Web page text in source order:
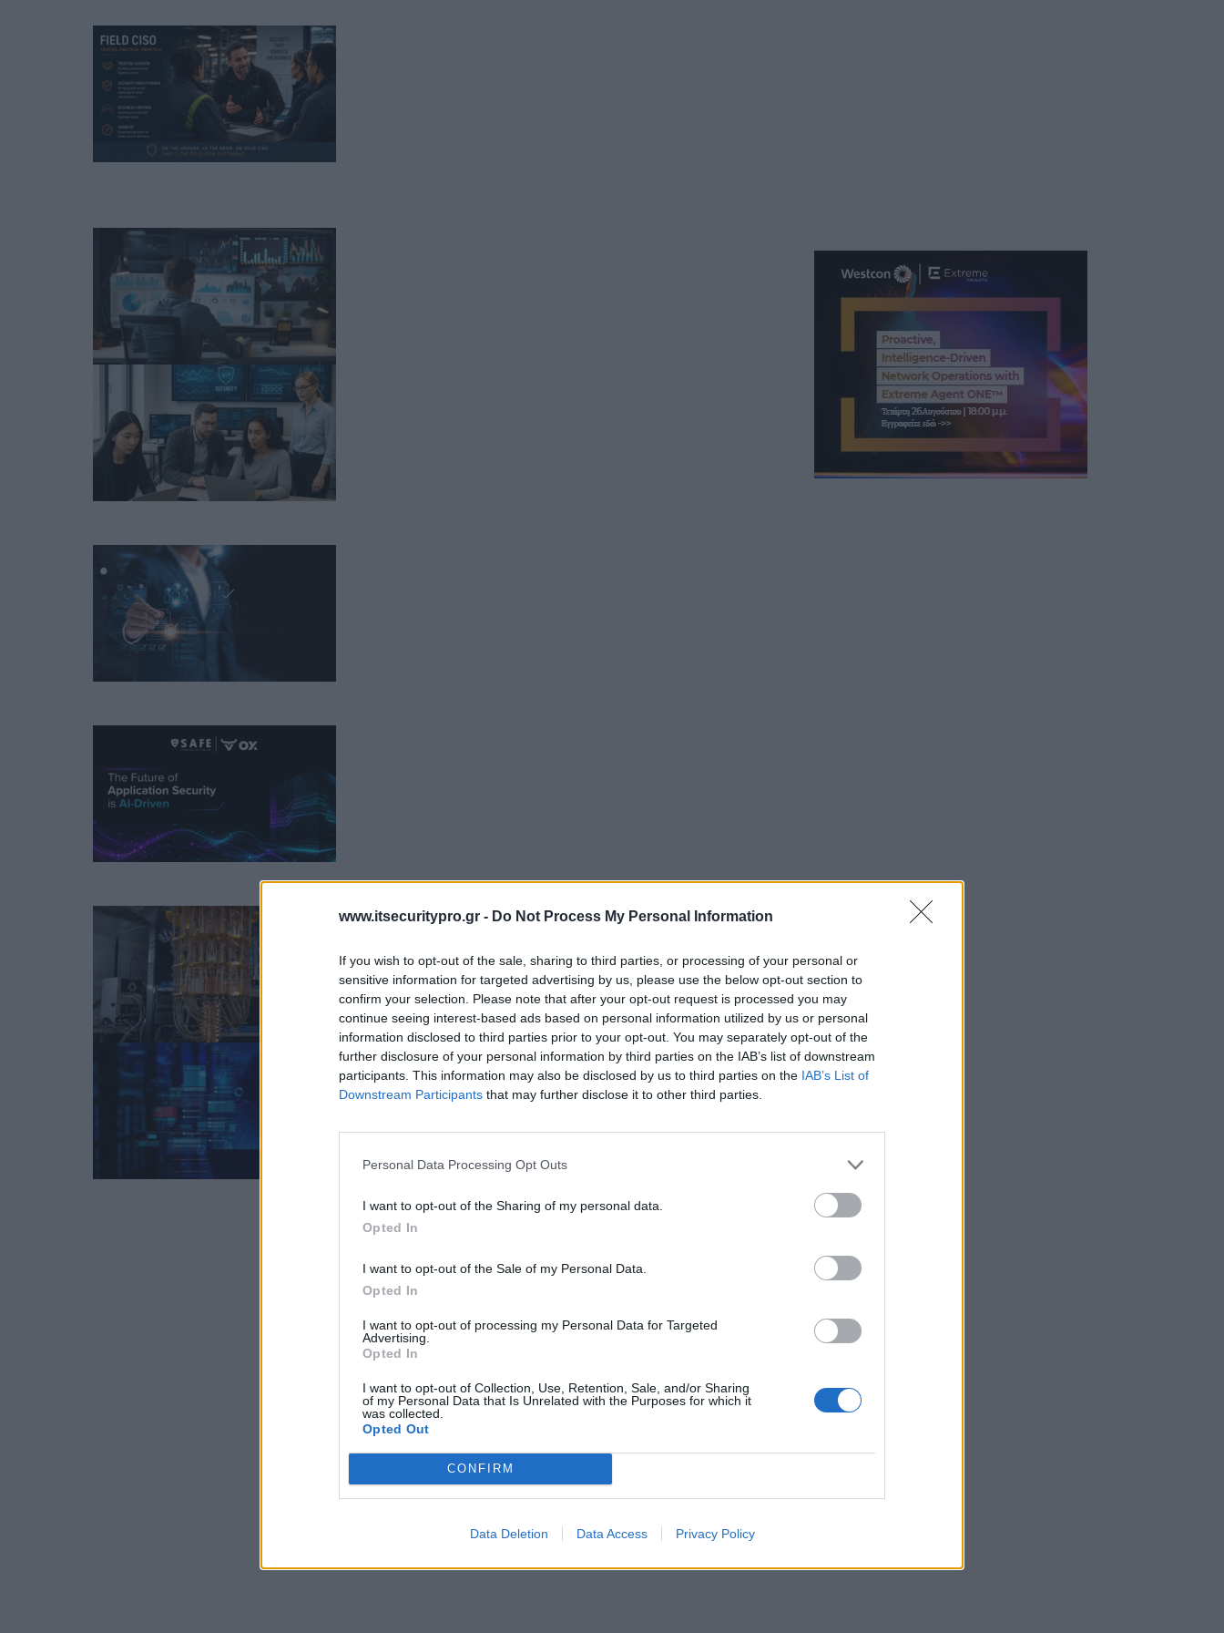
www.itsecuritypro.gr - Do Not Process My Personal Information
If you wish to opt-out of the sale, sharing to third parties, or processing of your personal or
sensitive information for targeted advertising by us, please use the below opt-out section to
confirm your selection. Please note that after your opt-out request is processed you may
continue seeing interest-based ads based on personal information utilized by us or personal
information disclosed to third parties prior to your opt-out. You may separately opt-out of the
further disclosure of your personal information by third parties on the IAB’s list of downstream
participants. This information may also be disclosed by us to third parties on the IAB’s List of
Downstream Participants that may further disclose it to other third parties.
Personal Data Processing Opt Outs
I want to opt-out of the Sharing of my personal data.
Opted In
I want to opt-out of the Sale of my Personal Data.
Opted In
I want to opt-out of processing my Personal Data for Targeted
Advertising.
Opted In
I want to opt-out of Collection, Use, Retention, Sale, and/or Sharing
of my Personal Data that Is Unrelated with the Purposes for which it
was collected.
Opted Out
CONFIRM
Data Deletion Data Access Privacy Policy